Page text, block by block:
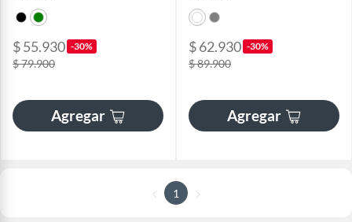
$ 55.930 -30%
$ 79.900
Agregar
$ 62.930 -30%
$ 89.900
Agregar
1